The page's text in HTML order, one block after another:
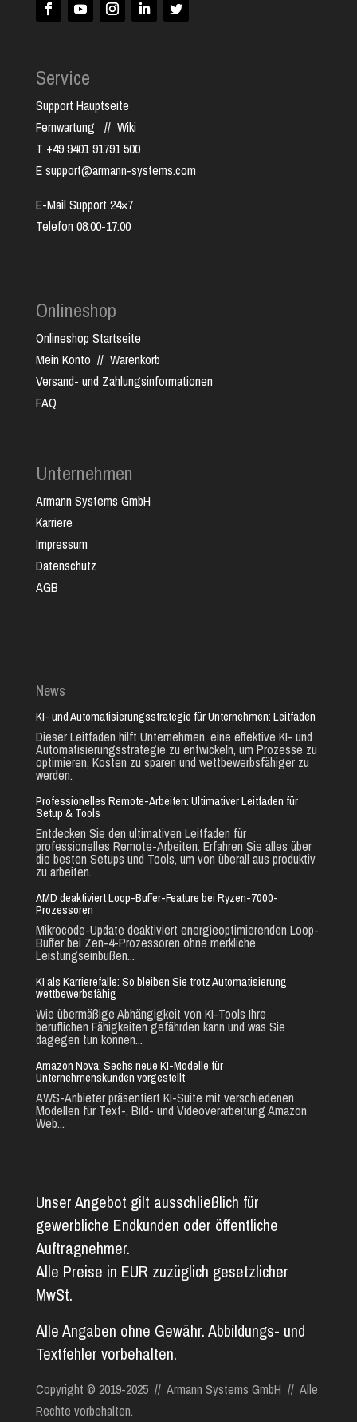
Service
Support Hauptseite
Fernwartung // Wiki
T +49 9401 91791 500
E support@armann-systems.com
E-Mail Support 24×7
Telefon 08:00-17:00
Onlineshop
Onlineshop Startseite
Mein Konto // Warenkorb
Versand- und Zahlungsinformationen
FAQ
Unternehmen
Armann Systems GmbH
Karriere
Impressum
Datenschutz
AGB
News
KI- und Automatisierungsstrategie für Unternehmen: Leitfaden
Dieser Leitfaden hilft Unternehmen, eine effektive KI- und
Automatisierungsstrategie zu entwickeln, um Prozesse zu
optimieren, Kosten zu sparen und wettbewerbsfähiger zu
werden.
Professionelles Remote-Arbeiten: Ultimativer Leitfaden für
Setup & Tools
Entdecken Sie den ultimativen Leitfaden für
professionelles Remote-Arbeiten. Erfahren Sie alles über
die besten Setups und Tools, um von überall aus produktiv
zu arbeiten.
AMD deaktiviert Loop-Buffer-Feature bei Ryzen-7000-
Prozessoren
Mikrocode-Update deaktiviert energieoptimierenden Loop-
Buffer bei Zen-4-Prozessoren ohne merkliche
Leistungseinbußen...
KI als Karrierefalle: So bleiben Sie trotz Automatisierung
wettbewerbsfähig
Wie übermäßige Abhängigkeit von KI-Tools Ihre
beruflichen Fähigkeiten gefährden kann und was Sie
dagegen tun können...
Amazon Nova: Sechs neue KI-Modelle für
Unternehmenskunden vorgestellt
AWS-Anbieter präsentiert KI-Suite mit verschiedenen
Modellen für Text-, Bild- und Videoverarbeitung Amazon
Web...
Unser Angebot gilt ausschließlich für
gewerbliche Endkunden oder öffentliche
Auftragnehmer.
Alle Preise in EUR zuzüglich gesetzlicher
MwSt.
Alle Angaben ohne Gewähr. Abbildungs- und
Textfehler vorbehalten.
Copyright © 2019-2025 // Armann Systems GmbH // Alle
Rechte vorbehalten.